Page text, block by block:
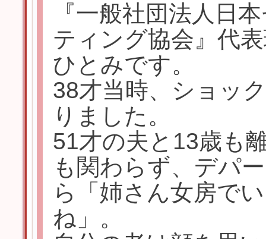
『一般社団法人日
ティング協会』代
ひとみです。
38才当時、ショッ
りました。
51才の夫と13歳も
も関わらず、デパ
ら「姉さん女房で
ね」。